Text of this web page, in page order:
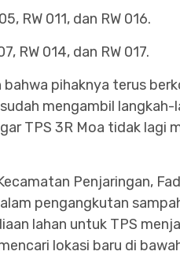
RW 011, dan RW 016.
RW 014, dan RW 017.
pihaknya terus
mengambil
TPS 3R Moa tidak lagi
Penjaringan,
pengangkutan
lahan untuk TPS
lokasi baru di